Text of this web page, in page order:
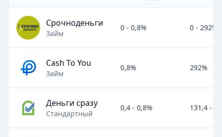
Срочноденьги
Займ
0 - 0,8% 0 - 292%
Cash To You
Займ
0,8% 292%
Деньги сразу
Стандартный
0,4 - 0,8% 131,4 -